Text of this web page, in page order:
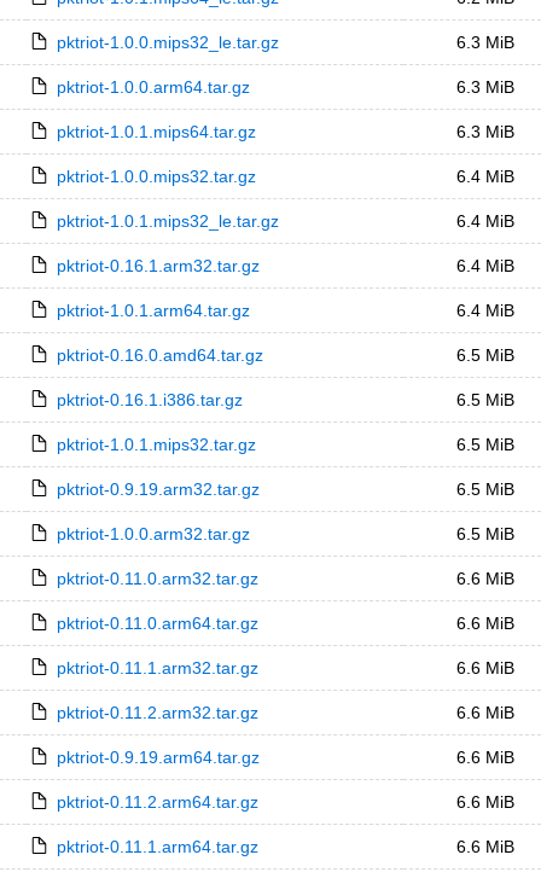
pktriot-1.0.0.mips32_le.tar.gz 6.3 MiB
pktriot-1.0.0.arm64.tar.gz 6.3 MiB
pktriot-1.0.1.mips64.tar.gz 6.3 MiB
pktriot-1.0.0.mips32.tar.gz 6.4 MiB
pktriot-1.0.1.mips32_le.tar.gz 6.4 MiB
pktriot-0.16.1.arm32.tar.gz 6.4 MiB
pktriot-1.0.1.arm64.tar.gz 6.4 MiB
pktriot-0.16.0.amd64.tar.gz 6.5 MiB
pktriot-0.16.1.i386.tar.gz 6.5 MiB
pktriot-1.0.1.mips32.tar.gz 6.5 MiB
pktriot-0.9.19.arm32.tar.gz 6.5 MiB
pktriot-1.0.0.arm32.tar.gz 6.5 MiB
pktriot-0.11.0.arm32.tar.gz 6.6 MiB
pktriot-0.11.0.arm64.tar.gz 6.6 MiB
pktriot-0.11.1.arm32.tar.gz 6.6 MiB
pktriot-0.11.2.arm32.tar.gz 6.6 MiB
pktriot-0.9.19.arm64.tar.gz 6.6 MiB
pktriot-0.11.2.arm64.tar.gz 6.6 MiB
pktriot-0.11.1.arm64.tar.gz 6.6 MiB